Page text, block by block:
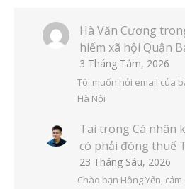
Hà Văn Cương
hiểm xã hội Quận
3 Tháng Tám, 2026
Tôi muốn hỏi email của
Hà Nội
Tai trong Cá nhân
có phải đóng thuế
23 Tháng Sáu, 2026
Chào bạn Hồng Yến,